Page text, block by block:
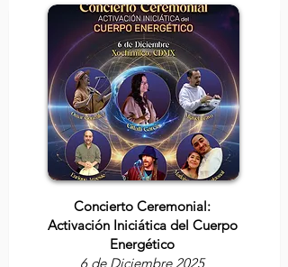
Concierto Ceremonial:
Activación Iniciática del Cuerpo
Energético
6 de Diciembre 2025